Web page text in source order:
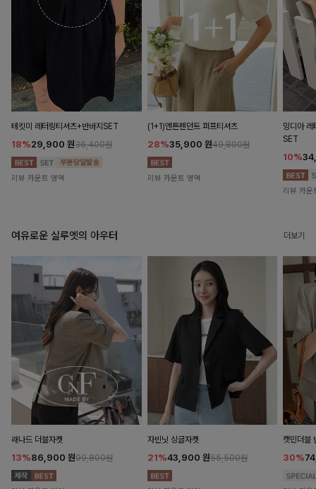
테킷미 레터링티셔츠+반바지SET
18%29,900 원36,400원
리뷰 카운트 영역
(1+1)앤튼펜던트 퍼프티셔츠
28%35,900 원49,800원
리뷰 카운트 영역
밍디아 레
SET
10%
리뷰 카운
여유로운 실루엣의 아우터 더보기
래나드 더블자켓
13%86,900 원99,800원
자빈닛 싱글자켓
21%43,900 원55,500원
캣민더블
30%